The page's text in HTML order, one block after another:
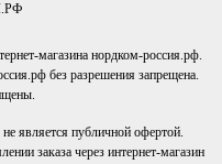
магазина нордком-россия.рф.
без разрешения запрещена.
является публичной офертой.
заказа через интернет-магазин